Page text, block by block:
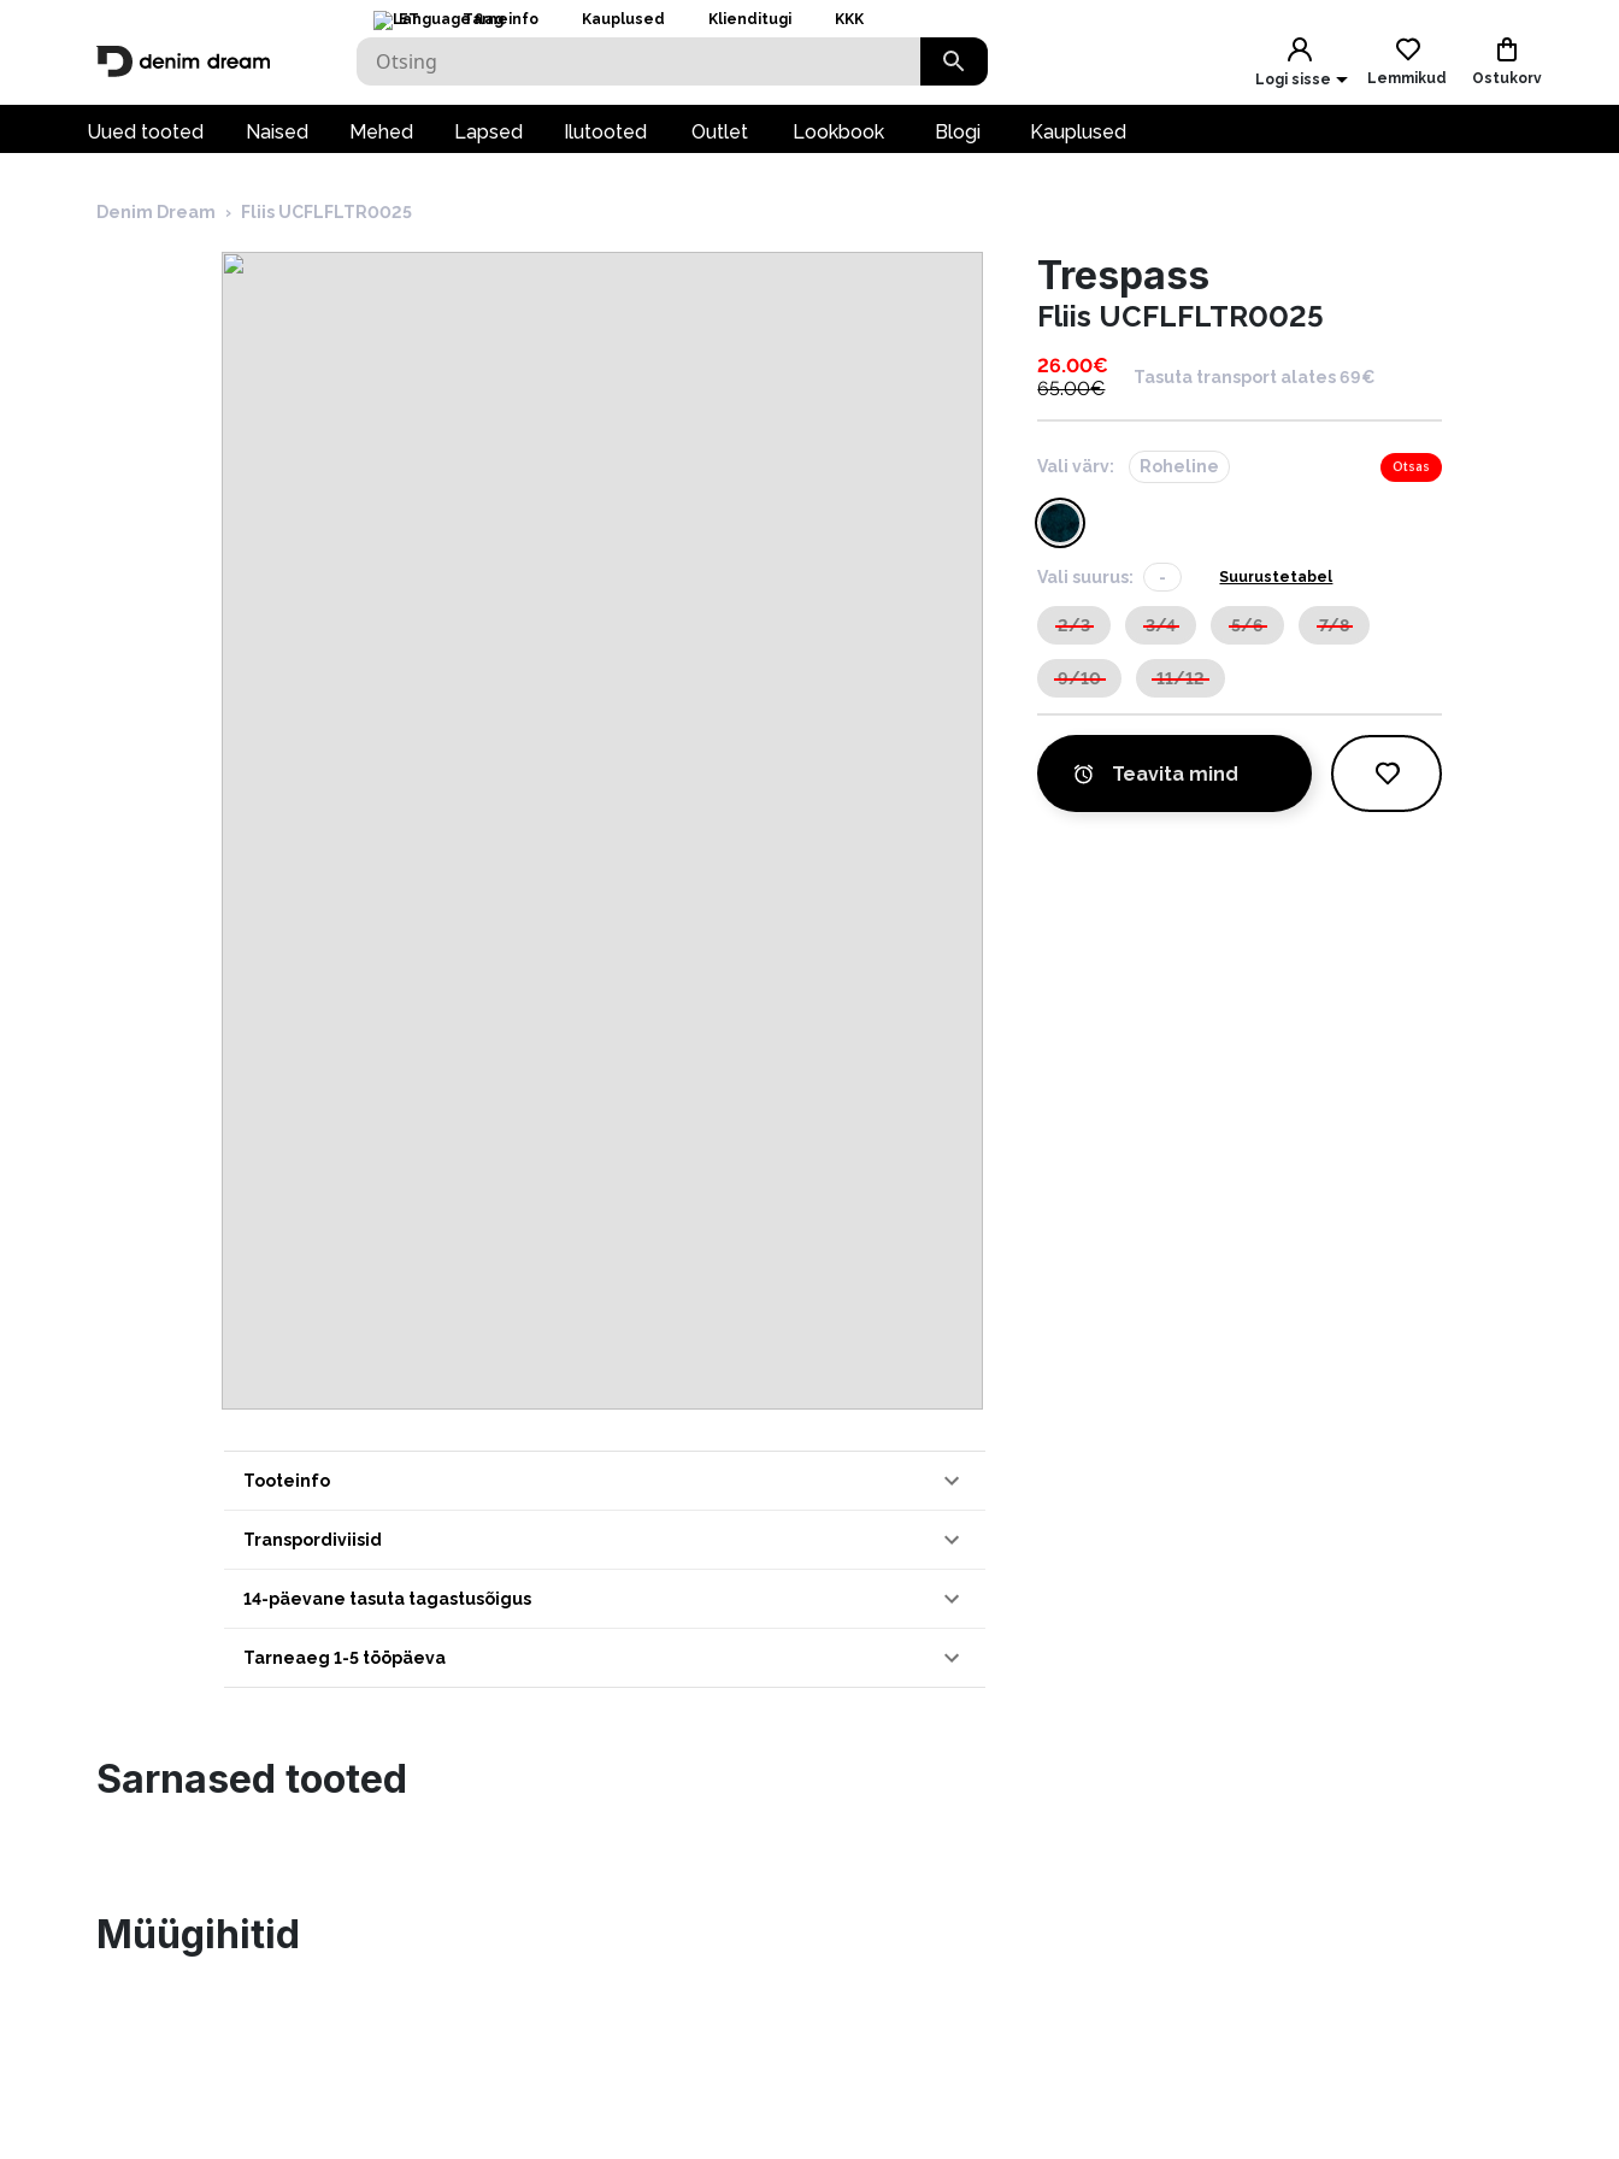
ET Tarneinfo Kauplused Klienditugi KKK
Logi sisse Lemmikud Ostukorv
Uued tooted Naised Mehed Lapsed Ilutooted Outlet Lookbook Blogi Kauplused
Denim Dream › Fliis UCFLFLTR0025
Tooteinfo
Transpordiviisid
14-päevane tasuta tagastusõigus
Tarneaeg 1-5 tööpäeva
Trespass
Fliis UCFLFLTR0025
26.00€
65.00€
Tasuta transport alates 69€
Vali värv: Roheline Otsas
Vali suurus: - Suurustetabel
2/3 3/4 5/6 7/8
9/10 11/12
Teavita mind
Sarnased tooted
Müügihitid